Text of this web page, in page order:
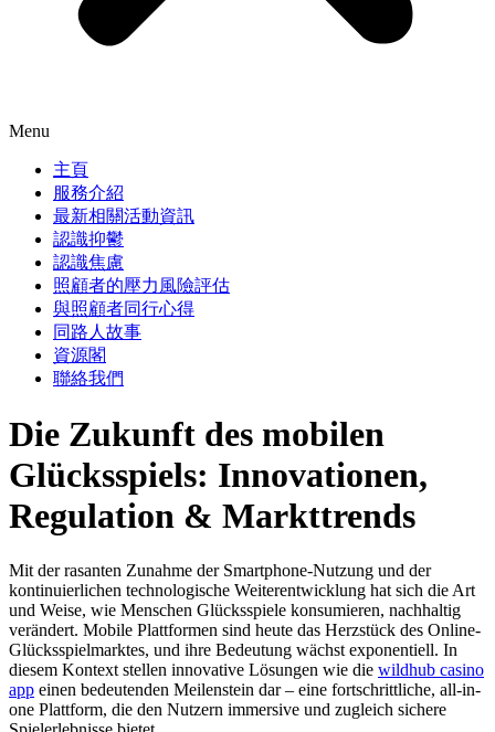
Menu
主頁
服務介紹
最新相關活動資訊
認識抑鬱
認識焦慮
照顧者的壓力風險評估
與照顧者同行心得
同路人故事
資源閣
聯絡我們
Die Zukunft des mobilen
Glücksspiels: Innovationen,
Regulation & Markttrends
Mit der rasanten Zunahme der Smartphone-Nutzung und der
kontinuierlichen technologische Weiterentwicklung hat sich die Art
und Weise, wie Menschen Glücksspiele konsumieren, nachhaltig
verändert. Mobile Plattformen sind heute das Herzstück des Online-
Glücksspielmarktes, und ihre Bedeutung wächst exponentiell. In
diesem Kontext stellen innovative Lösungen wie die wildhub casino
app einen bedeutenden Meilenstein dar – eine fortschrittliche, all-in-
one Plattform, die den Nutzern immersive und zugleich sichere